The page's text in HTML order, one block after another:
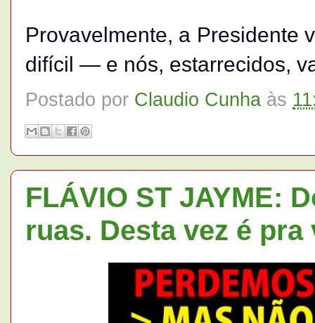
Provavelmente, a Presidente
difícil — e nós, estarrecidos,
Postado por Claudio Cunha às
FLÁVIO ST JAYME:
ruas. Desta vez é pra